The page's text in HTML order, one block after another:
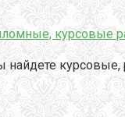
курсовые
найдете